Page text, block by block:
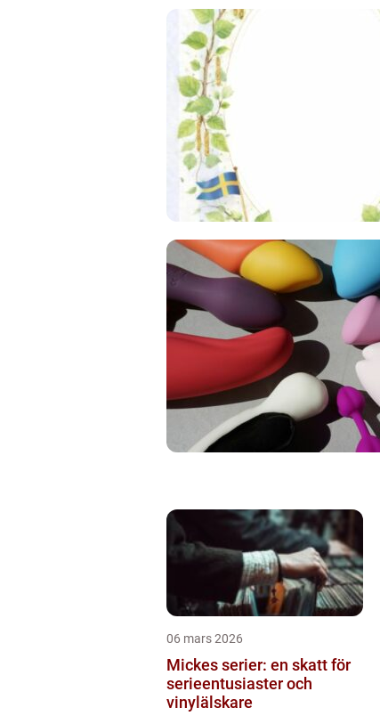
06 mars 2026
Mickes serier: en skatt för
serieentusiaster och
vinylälskare